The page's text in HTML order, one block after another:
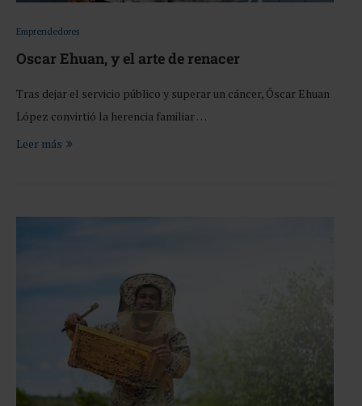
Emprendedores
Oscar Ehuan, y el arte de renacer
Tras dejar el servicio público y superar un cáncer, Óscar Ehuan
López convirtió la herencia familiar …
Leer más